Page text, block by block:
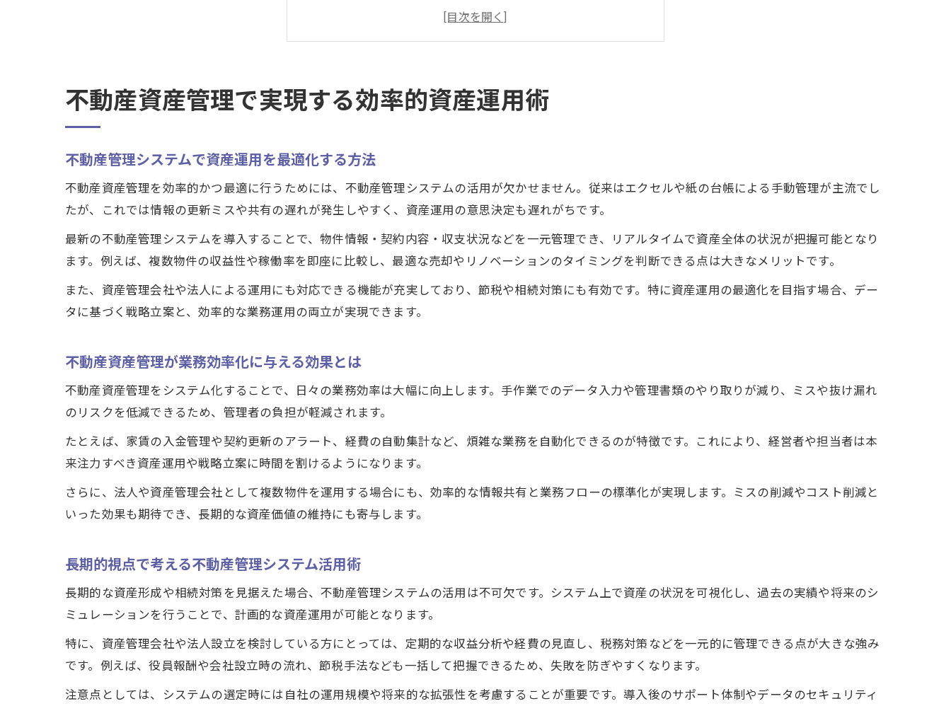
長期的視点で考える不動産管理システム活用術
資産形成に役立つ不動産管理システムの実力
戦略的な資産形成に役立つ不動産管理システム活用法
不動産管理システムで実現する戦略的資産形成
収支管理を支える不動産管理システムの仕組み
資産形成に強い不動産管理システムの選び方
不動産管理システムでリスク分散を図るポイント
資産管理会社設立がもたらす節税と安定運用のコツ
不動産管理システムで資産管理会社設立を効率化
節税効果を高める不動産資産管理の実践術
安定運用に不可欠な不動産管理システムの役割
不動産管理システムで法人設立をスムーズに進める
不動産管理システムが変える業務効率と収支管理の最前線
業務効率化を実現する不動産管理システムの選定基準
収支管理を強化する不動産資産管理のポイント
最新不動産管理システムの活用で時短と正確性アップ
収益最大化に向けた不動産管理システムの応用法
不動産資産管理の効率化で資産運用を加速させる
不動産管理システムで資産運用を強化するコツ
資産形成に有効な不動産資産管理の実践ポイント
不動産管理システムを利用したリスク管理術
安定収益を生むための不動産管理システム活用法
不動産資産管理で実現する効率的資産運用術
不動産管理システムで資産運用を最適化する方法
不動産資産管理を効率的かつ最適に行うためには、不動産管理システムの活用が欠かせません。従来はエクセルや紙の台帳による手動管理が主流でし
たが、これでは情報の更新ミスや共有の遅れが発生しやすく、資産運用の意思決定も遅れがちです。
最新の不動産管理システムを導入することで、物件情報・契約内容・収支状況などを一元管理でき、リアルタイムで資産全体の状況が把握可能となり
ます。例えば、複数物件の収益性や稼働率を即座に比較し、最適な売却やリノベーションのタイミングを判断できる点は大きなメリットです。
また、資産管理会社や法人による運用にも対応できる機能が充実しており、節税や相続対策にも有効です。特に資産運用の最適化を目指す場合、デー
タに基づく戦略立案と、効率的な業務運用の両立が実現できます。
不動産資産管理が業務効率化に与える効果とは
不動産資産管理をシステム化することで、日々の業務効率は大幅に向上します。手作業でのデータ入力や管理書類のやり取りが減り、ミスや抜け漏れ
のリスクを低減できるため、管理者の負担が軽減されます。
たとえば、家賃の入金管理や契約更新のアラート、経費の自動集計など、煩雑な業務を自動化できるのが特徴です。これにより、経営者や担当者は本
来注力すべき資産運用や戦略立案に時間を割けるようになります。
さらに、法人や資産管理会社として複数物件を運用する場合にも、効率的な情報共有と業務フローの標準化が実現します。ミスの削減やコスト削減と
いった効果も期待でき、長期的な資産価値の維持にも寄与します。
長期的視点で考える不動産管理システム活用術
長期的な資産形成や相続対策を見据えた場合、不動産管理システムの活用は不可欠です。システム上で資産の状況を可視化し、過去の実績や将来のシ
ミュレーションを行うことで、計画的な資産運用が可能となります。
特に、資産管理会社や法人設立を検討している方にとっては、定期的な収益分析や経費の見直し、税務対策などを一元的に管理できる点が大きな強み
です。例えば、役員報酬や会社設立時の流れ、節税手法なども一括して把握できるため、失敗を防ぎやすくなります。
注意点としては、システムの選定時には自社の運用規模や将来的な拡張性を考慮することが重要です。導入後のサポート体制やデータのセキュリティ